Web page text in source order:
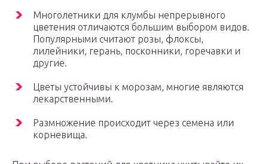
Многолетники для клумбы непрерывного
цветения отличаются большим выбором видов.
Популярными считают розы, флоксы,
лилейники, герань, посконники, горечавки и
другие.
Цветы устойчивы к морозам, многие являются
лекарственными.
Размножение происходит через семена или
корневища.